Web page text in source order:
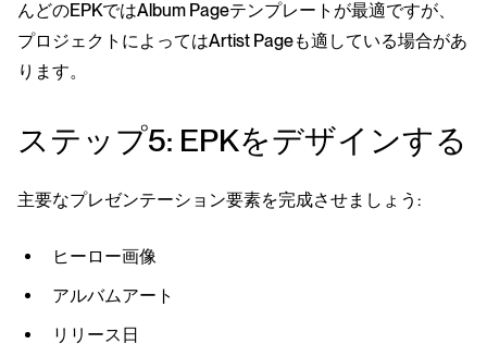
んどのEPKではAlbum Pageテンプレートが最適ですが、
プロジェクトによってはArtist Pageも適している場合があ
ります。
ステップ5: EPKをデザインする
主要なプレゼンテーション要素を完成させましょう:
ヒーロー画像
アルバムアート
リリース日